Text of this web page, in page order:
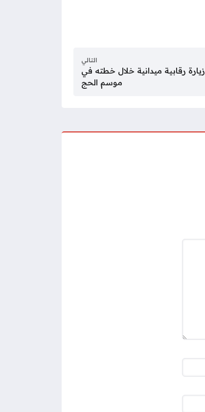
التالي
“الالتزام البيئي” ينفذ 1500 زيارة رقابية ميدانية خلال خطته في
موسم الحج